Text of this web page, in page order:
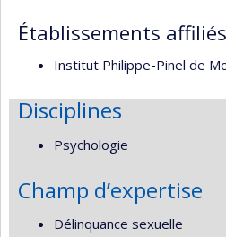
Établissements affiliés
Institut Philippe-Pinel de
Disciplines
Psychologie
Champ d’expertise
Délinquance sexuelle